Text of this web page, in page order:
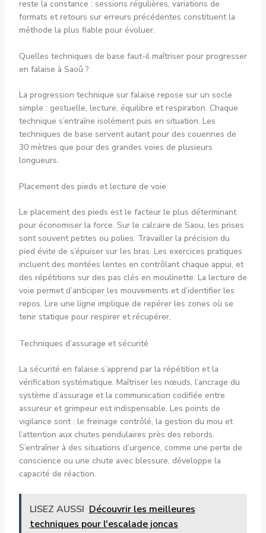
reste la constance : sessions régulières, variations de
formats et retours sur erreurs précédentes constituent la
méthode la plus fiable pour évoluer.
Quelles techniques de base faut-il maîtriser pour progresser
en falaise à Saoû ?
La progression technique sur falaise repose sur un socle
simple : gestuelle, lecture, équilibre et respiration. Chaque
technique s’entraîne isolément puis en situation. Les
techniques de base servent autant pour des couennes de
30 mètres que pour des grandes voies de plusieurs
longueurs.
Placement des pieds et lecture de voie
Le placement des pieds est le facteur le plus déterminant
pour économiser la force. Sur le calcaire de Saou, les prises
sont souvent petites ou polies. Travailler la précision du
pied évite de s’épuiser sur les bras. Les exercices pratiques
incluent des montées lentes en contrôlant chaque appui, et
des répétitions sur des pas clés en moulinette. La lecture de
voie permet d’anticiper les mouvements et d’identifier les
repos. Lire une ligne implique de repérer les zones où se
tenir statique pour respirer et récupérer.
Techniques d’assurage et sécurité
La sécurité en falaise s’apprend par la répétition et la
vérification systématique. Maîtriser les nœuds, l’ancrage du
système d’assurage et la communication codifiée entre
assureur et grimpeur est indispensable. Les points de
vigilance sont : le freinage contrôlé, la gestion du mou et
l’attention aux chutes pendulaires près des rebords.
S’entraîner à des situations d’urgence, comme une perte de
conscience ou une chute avec blessure, développe la
capacité de réaction.
LISEZ AUSSI Découvrir les meilleures
techniques pour l'escalade joncas